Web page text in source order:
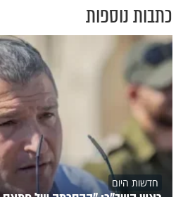
כתבות נוספות
חדשות היום